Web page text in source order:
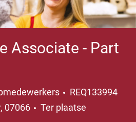
Associate - Part
REQ133994
07066 Ter plaatse